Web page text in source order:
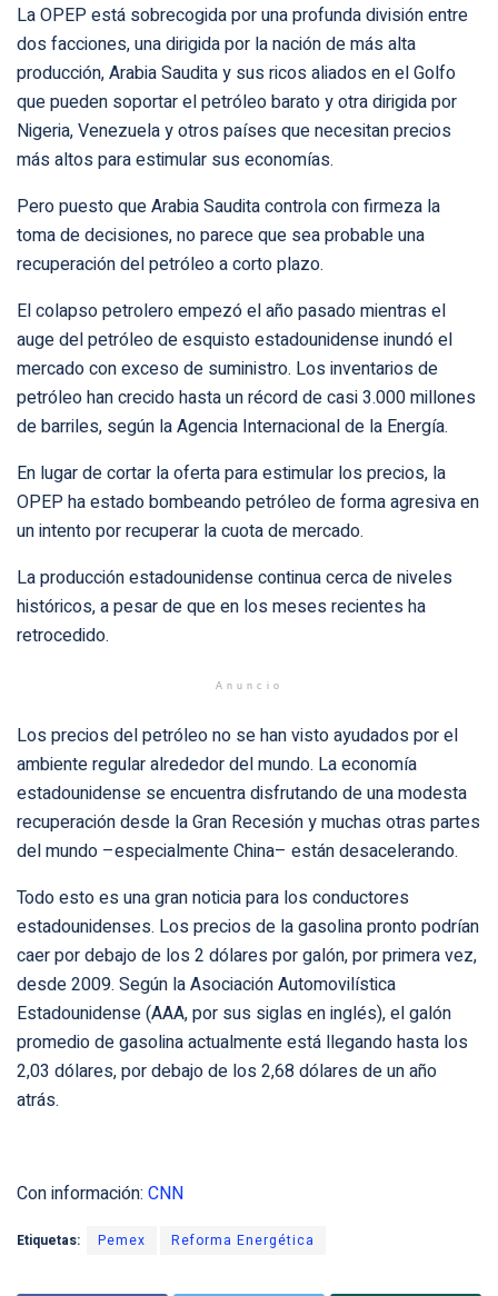
La OPEP está sobrecogida por una profunda división entre
dos facciones, una dirigida por la nación de más alta
producción, Arabia Saudita y sus ricos aliados en el Golfo
que pueden soportar el petróleo barato y otra dirigida por
Nigeria, Venezuela y otros países que necesitan precios
más altos para estimular sus economías.
Pero puesto que Arabia Saudita controla con firmeza la
toma de decisiones, no parece que sea probable una
recuperación del petróleo a corto plazo.
El colapso petrolero empezó el año pasado mientras el
auge del petróleo de esquisto estadounidense inundó el
mercado con exceso de suministro. Los inventarios de
petróleo han crecido hasta un récord de casi 3.000 millones
de barriles, según la Agencia Internacional de la Energía.
En lugar de cortar la oferta para estimular los precios, la
OPEP ha estado bombeando petróleo de forma agresiva en
un intento por recuperar la cuota de mercado.
La producción estadounidense continua cerca de niveles
históricos, a pesar de que en los meses recientes ha
retrocedido.
Anuncio
Los precios del petróleo no se han visto ayudados por el
ambiente regular alrededor del mundo. La economía
estadounidense se encuentra disfrutando de una modesta
recuperación desde la Gran Recesión y muchas otras partes
del mundo –especialmente China– están desacelerando.
Todo esto es una gran noticia para los conductores
estadounidenses. Los precios de la gasolina pronto podrían
caer por debajo de los 2 dólares por galón, por primera vez,
desde 2009. Según la Asociación Automovilística
Estadounidense (AAA, por sus siglas en inglés), el galón
promedio de gasolina actualmente está llegando hasta los
2,03 dólares, por debajo de los 2,68 dólares de un año
atrás.
Con información: CNN
Etiquetas: Pemex Reforma Energética